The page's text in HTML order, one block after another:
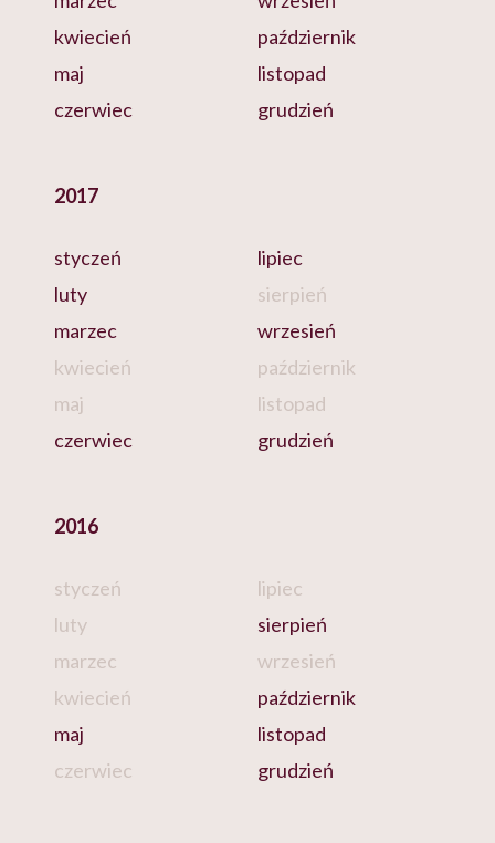
kwiecień
maj
czerwiec
październik
listopad
grudzień
2017
styczeń
luty
marzec
kwiecień
maj
czerwiec
lipiec
sierpień
wrzesień
październik
listopad
grudzień
2016
styczeń
luty
marzec
kwiecień
maj
czerwiec
lipiec
sierpień
wrzesień
październik
listopad
grudzień